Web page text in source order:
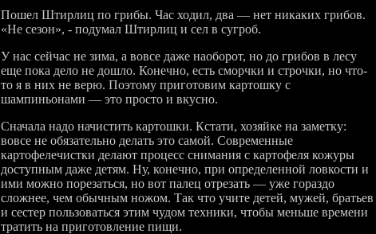
Пошел Штирлиц по грибы. Час ходил, два — нет никаких грибов.
«Не сезон», - подумал Штирлиц и сел в сугроб.
У нас сейчас не зима, а вовсе даже наоборот, но до грибов в лесу
еще пока дело не дошло. Конечно, есть сморчки и строчки, но что-
то я в них не верю. Поэтому приготовим картошку с
шампиньонами — это просто и вкусно.
Сначала надо начистить картошки. Кстати, хозяйке на заметку:
вовсе не обязательно делать это самой. Современные
картофелечистки делают процесс снимания с картофеля кожуры
доступным даже детям. Ну, конечно, при определенной ловкости и
ими можно порезаться, но вот палец отрезать — уже гораздо
сложнее, чем обычным ножом. Так что учите детей, мужей, братьев
и сестер пользоваться этим чудом техники, чтобы меньше времени
тратить на приготовление пищи.